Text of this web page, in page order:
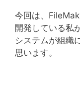
今回は、
開発している私
システムが組織
思います。